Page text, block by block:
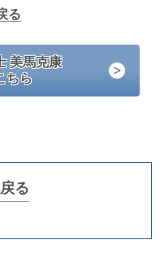
る
美馬克康
ちら
る